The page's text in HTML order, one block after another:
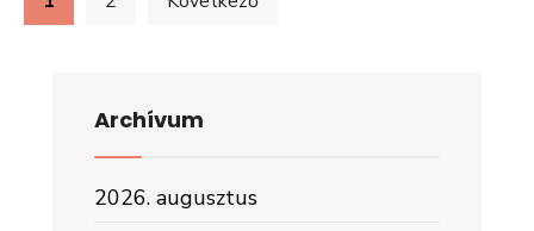
lapozása
Archívum
2026. augusztus